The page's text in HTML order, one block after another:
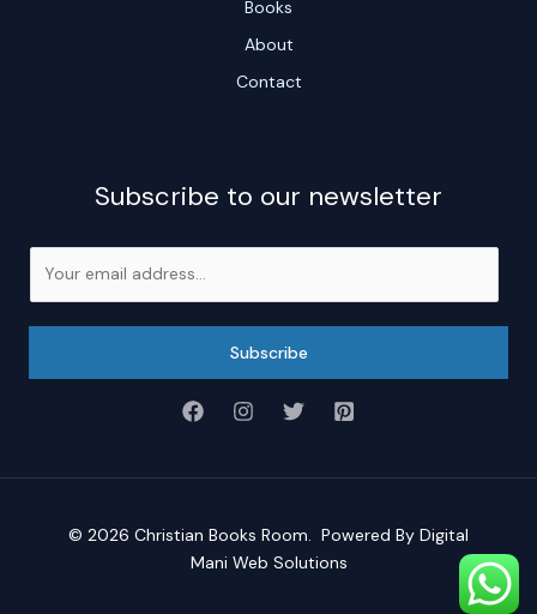
Books
About
Contact
Subscribe to our newsletter
Subscribe
© 2026 Christian Books Room . Powered By Digital
Mani Web Solutions